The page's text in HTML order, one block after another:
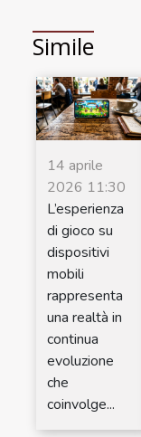
Simile
14 aprile
2026 11:30
L’esperienza
di gioco su
dispositivi
mobili
rappresenta
una realtà in
continua
evoluzione
che
coinvolge...